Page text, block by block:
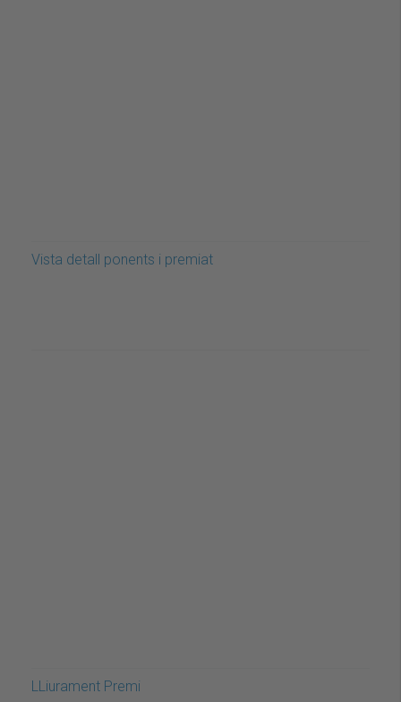
Vista detall ponents i premiat
LLiurament Premi